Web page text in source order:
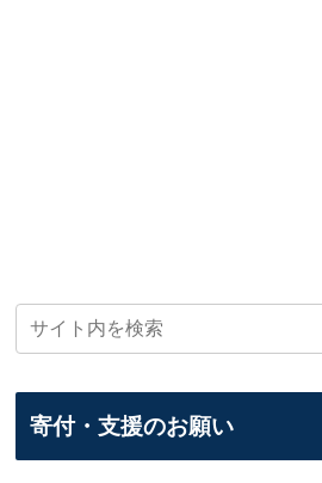
寄付・支援のお願い